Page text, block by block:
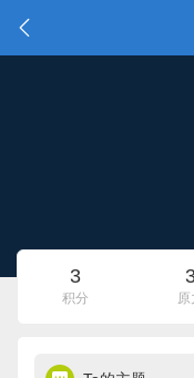
3
积分 原